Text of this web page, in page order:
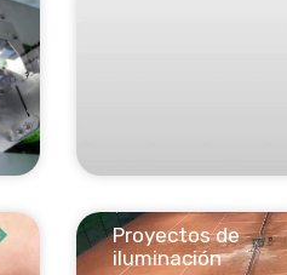
Proyectos de
iluminación